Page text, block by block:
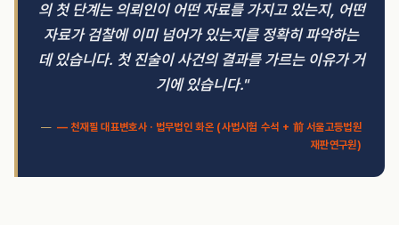
의 첫 단계는 의뢰인이 어떤 자료를 가지고 있는지, 어떤
자료가 검찰에 이미 넘어가 있는지를 정확히 파악하는
데 있습니다. 첫 진술이 사건의 결과를 가르는 이유가 거
기에 있습니다."
— 천재필 대표변호사 · 법무법인 화온 (사법시험 수석 + 前 서울고등법원
재판연구원)